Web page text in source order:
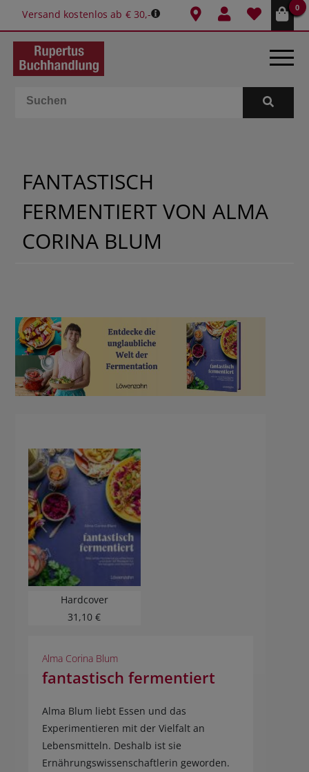
Versand kostenlos ab € 30,-
0
BÜCHER
SPIELE
GESCHENKIDEEN & MEHR
FANTASTISCH
FERMENTIERT VON ALMA
CORINA BLUM
Hardcover
31,10 €
Alma Corina Blum
fantastisch fermentiert
Alma Blum liebt Essen und das
Experimentieren mit der Vielfalt an
Lebensmitteln. Deshalb ist sie
Ernährungswissenschaftlerin geworden.